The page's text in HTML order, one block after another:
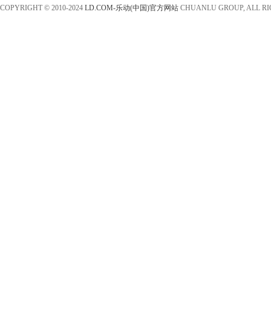
COPYRIGHT © 2010-2024 LD.COM-乐动(中国)官方网站 CHUANLU GROUP, ALL